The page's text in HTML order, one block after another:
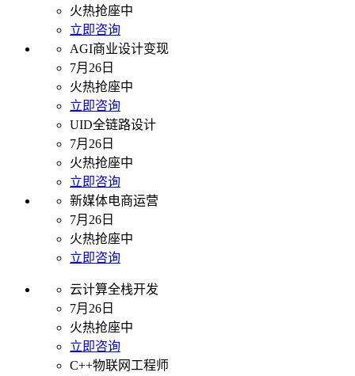
火热抢座中
立即咨询
AGI商业设计变现
7月26日
火热抢座中
立即咨询
UID全链路设计
7月26日
火热抢座中
立即咨询
新媒体电商运营
7月26日
火热抢座中
立即咨询
云计算全栈开发
7月26日
火热抢座中
立即咨询
C++物联网工程师